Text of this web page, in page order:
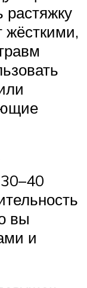
растяжку
жёсткими,
вы
и